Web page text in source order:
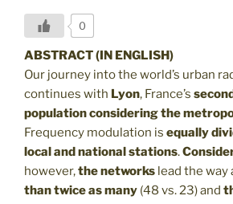
0
ABSTRACT (IN ENGLISH)
Our journey into the world’s urban
continues with Lyon, France’s
populationconsidering the
Frequency modulation is equally
local and national stations.
however,the networks lead the way
than twice as many (48 vs. 23) and